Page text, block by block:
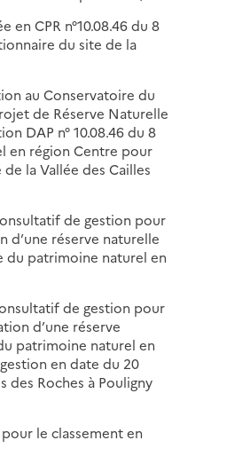
CPR n°10.08.46 du 8
du site de la
au Conservatoire du
de Réserve Naturelle
DAP n° 10.08.46 du 8
en région Centre pour
la Vallée des Cailles
de gestion pour
d’une réserve naturelle
du patrimoine naturel en
de gestion pour
d’une réserve
patrimoine naturel en
en date du 20
des Roches à Pouligny
le classement en